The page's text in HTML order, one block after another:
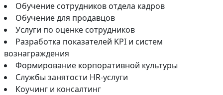
Обучение сотрудников отдела кадров
Обучение для продавцов
Услуги по оценке сотрудников
Разработка показателей KPI и систем
вознаграждения
Формирование корпоративной культуры
Службы занятости HR-услуги
Коучинг и консалтинг